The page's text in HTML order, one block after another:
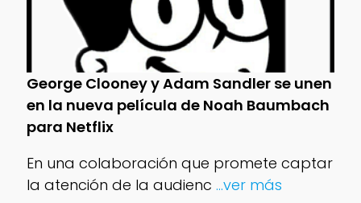
George Clooney y Adam Sandler se unen
en la nueva película de Noah Baumbach
para Netflix
En una colaboración que promete captar
la atención de la audienc ...ver más